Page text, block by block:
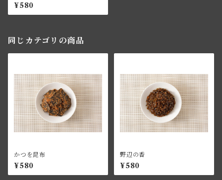
¥580
同じカテゴリの商品
かつを昆布
¥580
野辺の香
¥580